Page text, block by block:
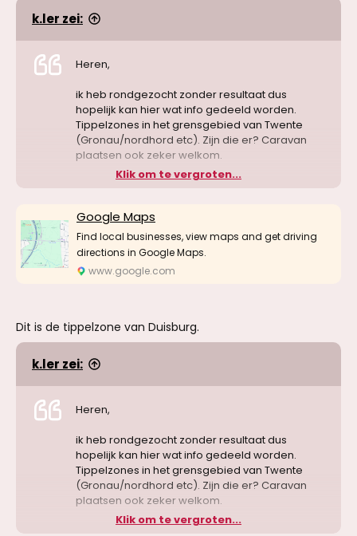
k.ler zei:
Heren,
ik heb rondgezocht zonder resultaat dus
hopelijk kan hier wat info gedeeld worden.
Tippelzones in het grensgebied van Twente
(Gronau/nordhord etc). Zijn die er? Caravan
plaatsen ook zeker welkom.
Klik om te vergroten...
Google Maps
Find local businesses, view maps and get driving
directions in Google Maps.
www.google.com
Dit is de tippelzone van Duisburg.
k.ler zei:
Heren,
ik heb rondgezocht zonder resultaat dus
hopelijk kan hier wat info gedeeld worden.
Tippelzones in het grensgebied van Twente
(Gronau/nordhord etc). Zijn die er? Caravan
plaatsen ook zeker welkom.
Klik om te vergroten...